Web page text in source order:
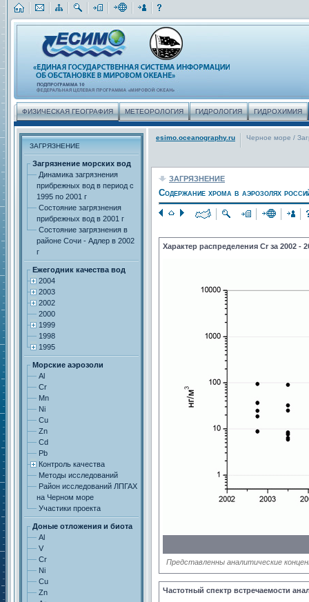
ФИЗИЧЕСКАЯ ГЕОГРАФИЯ МЕТЕОРОЛОГИЯ ГИДРОЛОГИЯ ГИДРОХИМИЯ
ЗАГРЯЗНЕНИЕ
Загрязнение морских вод
Динамика загрязнения
прибрежных вод в период с
1995 по 2001 г
Состояние загрязнения
прибрежных вод в 2001 г
Состояние загрязнения в
районе Сочи - Адлер в 2002
г
Ежегодник качества вод
2004
2003
2002
2000
1999
1998
1995
Морские аэрозоли
Al
Cr
Mn
Ni
Cu
Zn
Cd
Pb
Контроль качества
Методы исследований
Район исследований ЛПГАХ
на Черном море
Участики проекта
Доные отложения и биота
Al
V
Cr
Ni
Cu
Zn
esimo.oceanography.ru Черное море /
ЗАГРЯЗНЕНИЕ
Содержание хрома в аэрозолях
Характер распределения Cr за 2002 -
Представленны аналитические
Частотный спектр встречаемости